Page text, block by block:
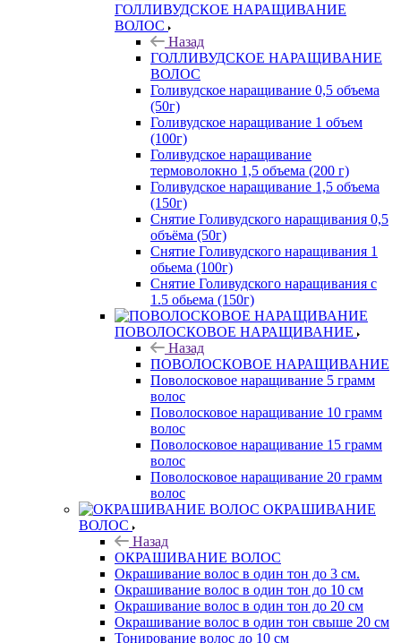
ГОЛЛИВУДСКОЕ НАРАЩИВАНИЕ
ВОЛОС
Назад
ГОЛЛИВУДСКОЕ НАРАЩИВАНИЕ
ВОЛОС
Голивудское наращивание 0,5 объема
(50г)
Голивудское наращивание 1 объем
(100г)
Голивудское наращивание
термоволокно 1,5 объема (200 г)
Голивудское наращивание 1,5 объема
(150г)
Снятие Голивудского наращивания 0,5
объёма (50г)
Снятие Голивудского наращивания 1
обьема (100г)
Снятие Голивудского наращивания с
1.5 обьема (150г)
ПОВОЛОСКОВОЕ НАРАЩИВАНИЕ
Назад
ПОВОЛОСКОВОЕ НАРАЩИВАНИЕ
Поволосковое наращивание 5 грамм
волос
Поволосковое наращивание 10 грамм
волос
Поволосковое наращивание 15 грамм
волос
Поволосковое наращивание 20 грамм
волос
ОКРАШИВАНИЕ
ВОЛОС
Назад
ОКРАШИВАНИЕ ВОЛОС
Окрашивание волос в один тон до 3 см.
Окрашивание волос в один тон до 10 см
Окрашивание волос в один тон до 20 см
Окрашивание волос в один тон свыше 20 см
Тонирование волос до 10 см